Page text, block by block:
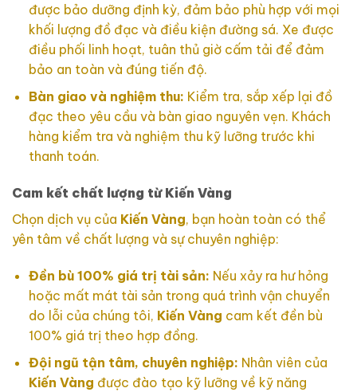
được bảo dưỡng định kỳ, đảm bảo phù hợp với mọi
khối lượng đồ đạc và điều kiện đường sá. Xe được
điều phối linh hoạt, tuân thủ giờ cấm tải để đảm
bảo an toàn và đúng tiến độ.
Bàn giao và nghiệm thu: Kiểm tra, sắp xếp lại đồ
đạc theo yêu cầu và bàn giao nguyên vẹn. Khách
hàng kiểm tra và nghiệm thu kỹ lưỡng trước khi
thanh toán.
Cam kết chất lượng từ Kiến Vàng
Chọn dịch vụ của Kiến Vàng, bạn hoàn toàn có thể
yên tâm về chất lượng và sự chuyên nghiệp:
Đền bù 100% giá trị tài sản: Nếu xảy ra hư hỏng
hoặc mất mát tài sản trong quá trình vận chuyển
do lỗi của chúng tôi, Kiến Vàng cam kết đền bù
100% giá trị theo hợp đồng.
Đội ngũ tận tâm, chuyên nghiệp: Nhân viên của
Kiến Vàng được đào tạo kỹ lưỡng về kỹ năng